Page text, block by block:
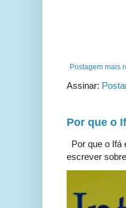
Postagem mais
Assinar:
Por que o
Por que o Ifá
escrever